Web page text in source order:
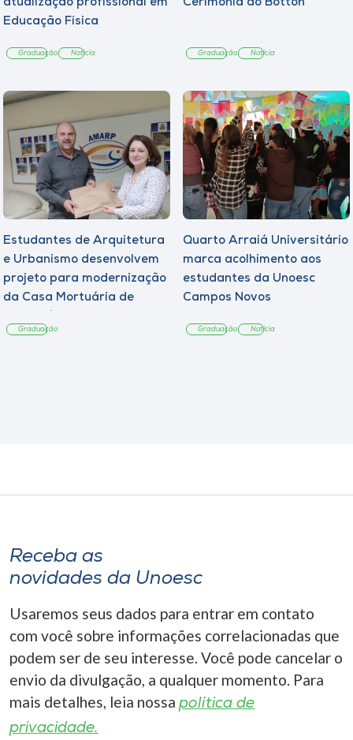
atualização profissional em
Educação Física
Graduação Notícia
Cerimônia do Botton
Graduação Notícia
Estudantes de Arquitetura
e Urbanismo desenvolvem
projeto para modernização
da Casa Mortuária de
Graduação
Quarto Arraiá Universitário
marca acolhimento aos
estudantes da Unoesc
Campos Novos
Graduação Notícia
Receba as
novidades da Unoesc
Usaremos seus dados para entrar em contato
com você sobre informações correlacionadas que
podem ser de seu interesse. Você pode cancelar o
envio da divulgação, a qualquer momento. Para
mais detalhes, leia nossa política de
privacidade.